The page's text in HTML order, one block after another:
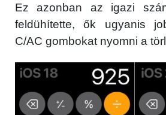
Ez azonban az igazi
feldühítette, ők ugyanis
C/AC gombokat nyomni a